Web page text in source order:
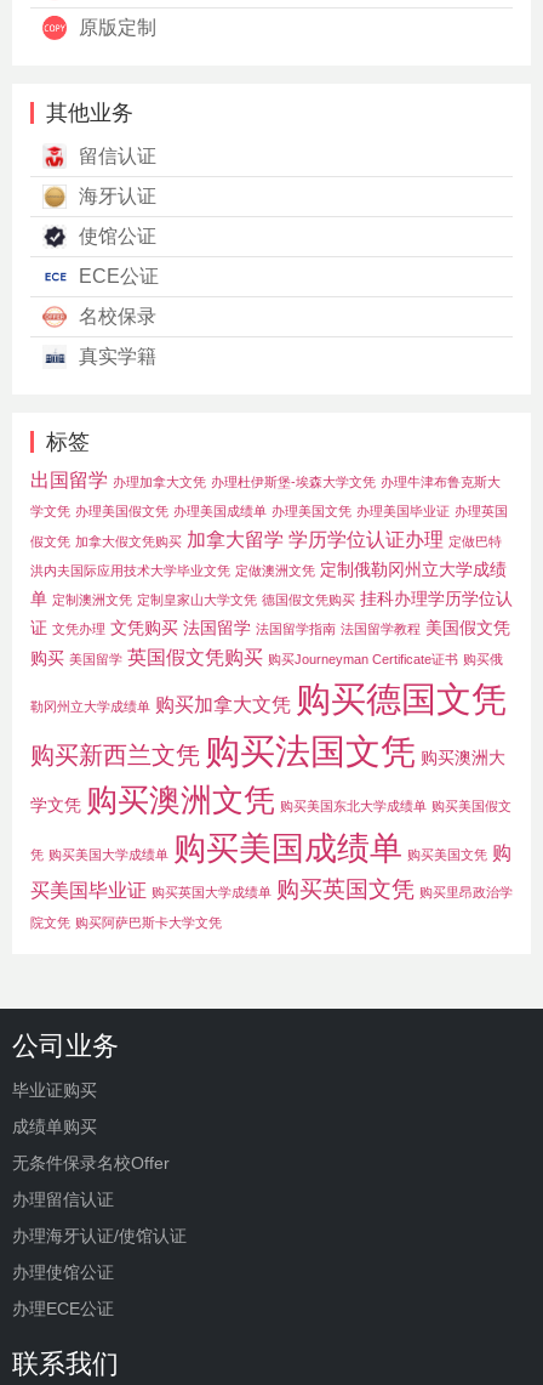
原版定制
其他业务
留信认证
海牙认证
使馆公证
ECE公证
名校保录
真实学籍
标签
出国留学 办理加拿大文凭 办理杜伊斯堡-埃森大学文凭 办理牛津布鲁克斯大
学文凭 办理美国假文凭 办理美国成绩单 办理美国文凭 办理美国毕业证 办理英国
假文凭 加拿大假文凭购买 加拿大留学 学历学位认证办理 定做巴特
洪内夫国际应用技术大学毕业文凭 定做澳洲文凭 定制俄勒冈州立大学成绩
单 定制澳洲文凭 定制皇家山大学文凭 德国假文凭购买 挂科办理学历学位认
证 文凭办理 文凭购买 法国留学 法国留学指南 法国留学教程 美国假文凭
购买 美国留学 英国假文凭购买 购买Journeyman Certificate证书 购买俄
勒冈州立大学成绩单 购买加拿大文凭 购买德国文凭
购买新西兰文凭 购买法国文凭 购买澳洲大
学文凭 购买澳洲文凭 购买美国东北大学成绩单 购买美国假文
凭 购买美国大学成绩单 购买美国成绩单 购买美国文凭 购
买美国毕业证 购买英国大学成绩单 购买英国文凭 购买里昂政治学
院文凭 购买阿萨巴斯卡大学文凭
公司业务
毕业证购买
成绩单购买
无条件保录名校Offer
办理留信认证
办理海牙认证/使馆认证
办理使馆公证
办理ECE公证
联系我们